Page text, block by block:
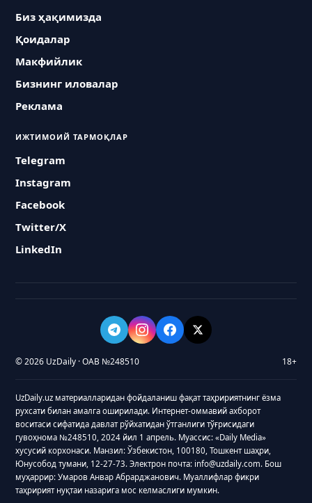
Биз ҳақимизда
Қоидалар
Макфийлик
Бизнинг иловалар
Реклама
ИЖТИМОИЙ ТАРМОҚЛАР
Telegram
Instagram
Facebook
Twitter/X
LinkedIn
© 2026 UzDaily · ОАВ №248510 18+
UzDaily.uz материалларидан фойдаланиш фақат таҳририятнинг ёзма
рухсати билан амалга оширилади. Интернет-оммавий ахборот
воситаси сифатида давлат рўйхатидан ўтганлиги тўғрисидаги
гувоҳнома №248510, 2024 йил 1 апрель. Муассис: «Daily Media»
хусусий корхонаси. Манзил: Ўзбекистон, 100180, Тошкент шаҳри,
Юнусобод тумани, 12-27-73. Электрон почта: info@uzdaily.com. Бош
муҳаррир: Умаров Анвар Абрарджанович. Муаллифлар фикри
таҳририят нуқтаи назарига мос келмаслиги мумкин.